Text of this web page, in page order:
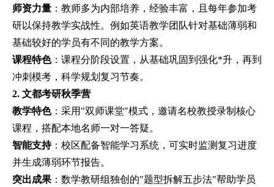
师资力量 ：教师多为内部培养，经验丰富，且每年参加考
研以保持教学实战性。例如英语教学团队针对基础薄弱和
基础较好的学员有不同的教学方案。
课程特色：课程分阶段设置，从基础巩固到强化*升，再到
冲刺模考，科学规划复习节奏。
2. 文都考研秋季营
教学特色：采用"双师课堂"模式，邀请名校教授录制核心
课程，搭配本地名师一对一答疑。
智能支持：校区配备智能学习系统，可实时监测复习进度
并生成薄弱环节报告。
突出成果 ：数学教研组独创的"题型拆解五步法"帮助学员